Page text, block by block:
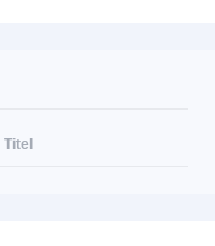
Titel